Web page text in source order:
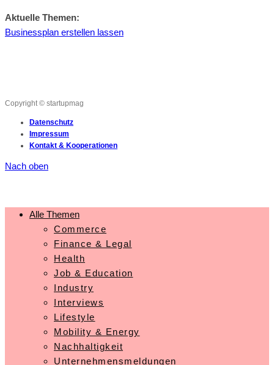
Aktuelle Themen:
Businessplan erstellen lassen
Copyright © startupmag
Datenschutz
Impressum
Kontakt & Kooperationen
Nach oben
Alle Themen
Commerce
Finance & Legal
Health
Job & Education
Industry
Interviews
Lifestyle
Mobility & Energy
Nachhaltigkeit
Unternehmensmeldungen